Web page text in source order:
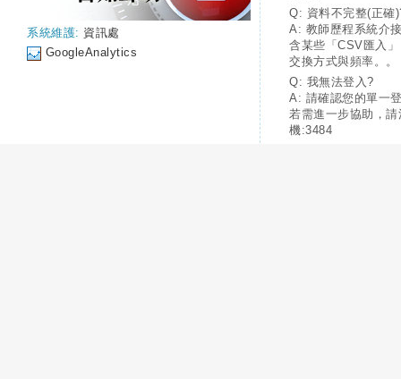
系統維護: 資訊處
GoogleAnalytics
Q: 資料不完整(正確
A: 教師歷程系統介
含某些「CSV匯入
交換方式與頻率。。
Q: 我無法登入?
A: 請確認您的單一
若需進一步協助，
機:3484